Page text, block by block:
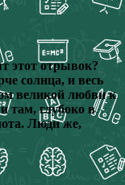
этот отрывок?
солнца, и весь
великой любви к
там, глубоко в
Люди же,